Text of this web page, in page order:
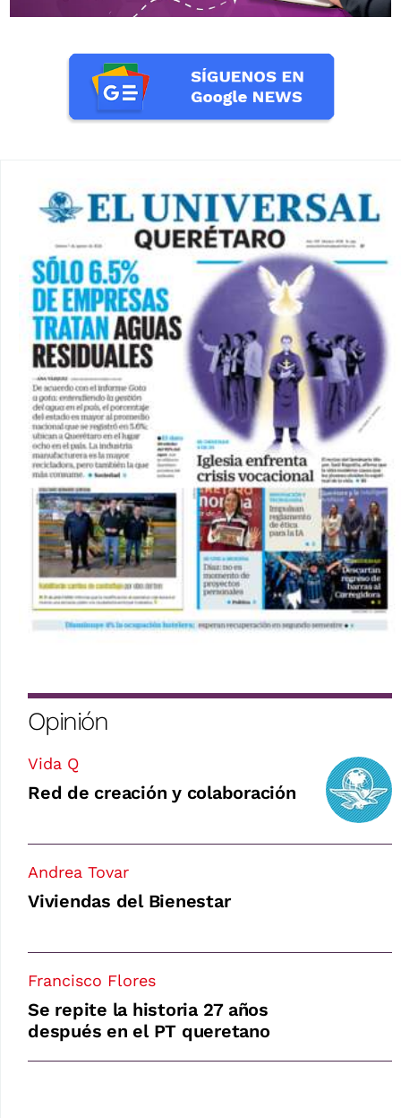
Opinión
Vida Q
Red de creación y colaboración
Andrea Tovar
Viviendas del Bienestar
Francisco Flores
Se repite la historia 27 años
después en el PT queretano